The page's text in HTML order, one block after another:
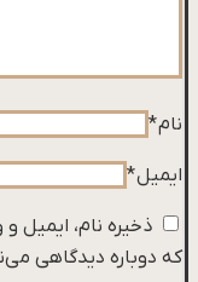
نام*
ایمیل*
ذخیره نام، ایمیل
که دوباره دیدگاهی